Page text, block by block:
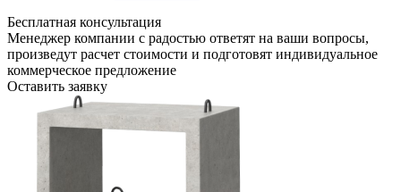
Бесплатная консультация
Менеджер компании с радостью ответят на ваши вопросы,
произведут расчет стоимости и подготовят индивидуальное
коммерческое предложение
Оставить заявку